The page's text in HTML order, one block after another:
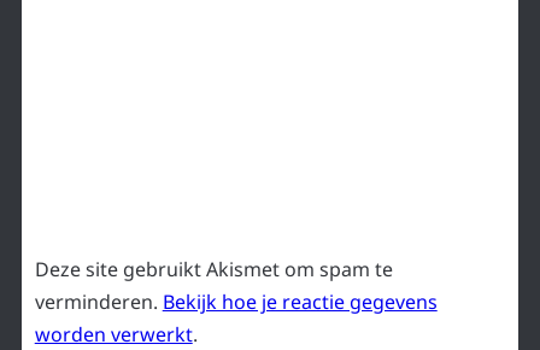
Deze site gebruikt Akismet om spam te
verminderen. Bekijk hoe je reactie gegevens
worden verwerkt.